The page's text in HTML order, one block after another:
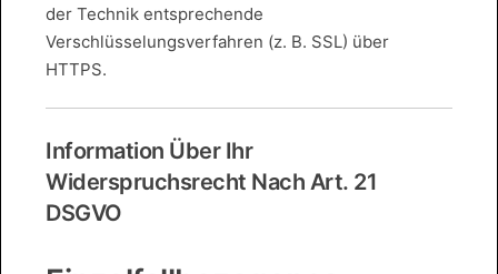
der Technik entsprechende
Verschlüsselungsverfahren (z. B. SSL) über
HTTPS.
Information Über Ihr
Widerspruchsrecht Nach Art. 21
DSGVO